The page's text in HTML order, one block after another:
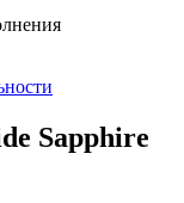
Sapphire